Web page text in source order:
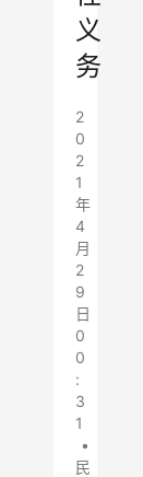
义
务
2
0
2
1
年
4
月
2
9
日
0
0
:
3
1
•
民